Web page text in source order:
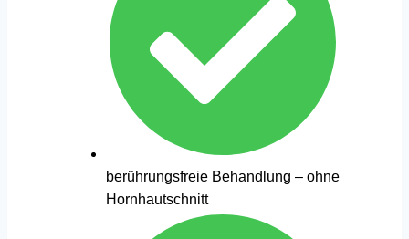
berührungsfreie Behandlung – ohne
Hornhautschnitt